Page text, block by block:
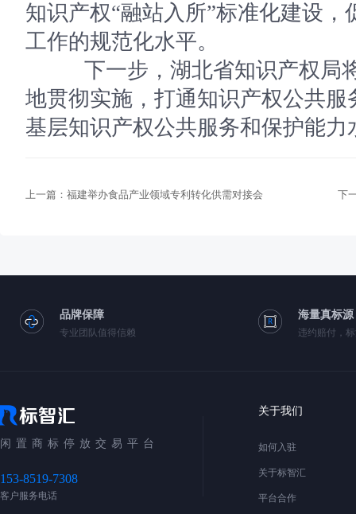
知识产权“融站入所”标准化建设
工作的规范化水平。
下一步，湖北省知识产权局
地贯彻实施，打通知识产权公共
基层知识产权公共服务和保护能力
上一篇： 福建举办食品产业领域专利转化供需对接会 下
品牌保障
专业团队值得信赖
海量真标源
违约赔付，
闲置商标停放交易平台
153-8519-7308
客户服务电话
关于我们
如何入驻
关于标智汇
平台合作